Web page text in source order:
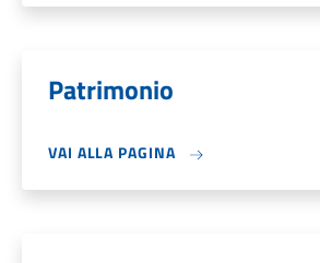
Patrimonio
VAI ALLA PAGINA